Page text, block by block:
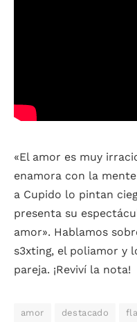
«El amor es muy
enamora con la
a Cupido lo pintan
presenta su
amor». Hablamos
s3xting, el poliamor y
pareja. ¡Reviví la nota!
amor destacado